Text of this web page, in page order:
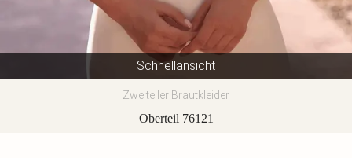
Schnellansicht
Zweiteiler Brautkleider
Oberteil 76121